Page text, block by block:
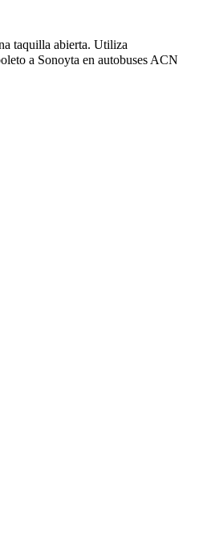
taquilla abierta. Utiliza
a Sonoyta en autobuses ACN